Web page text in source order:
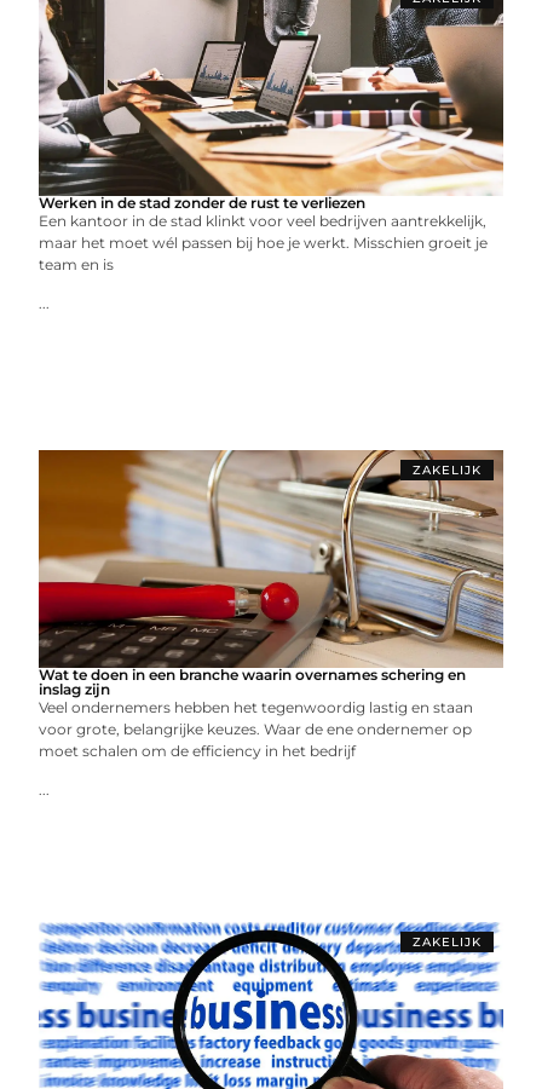
Werken in de stad zonder de rust te verliezen
Een kantoor in de stad klinkt voor veel bedrijven aantrekkelijk,
maar het moet wél passen bij hoe je werkt. Misschien groeit je
team en is
...
ZAKELIJK
Wat te doen in een branche waarin overnames schering en
inslag zijn
Veel ondernemers hebben het tegenwoordig lastig en staan
voor grote, belangrijke keuzes. Waar de ene ondernemer op
moet schalen om de efficiency in het bedrijf
...
ZAKELIJK